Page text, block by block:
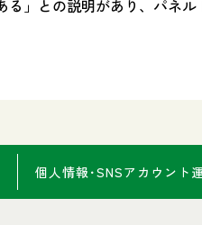
る」との説明があり、パネル
個人情報･SNSアカウント